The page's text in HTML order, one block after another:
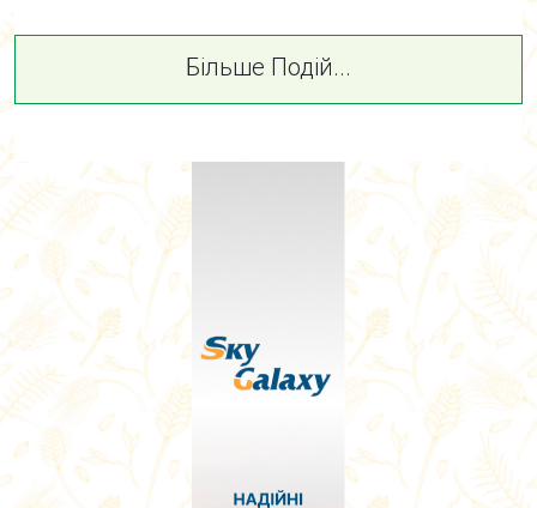
Більше Подій...